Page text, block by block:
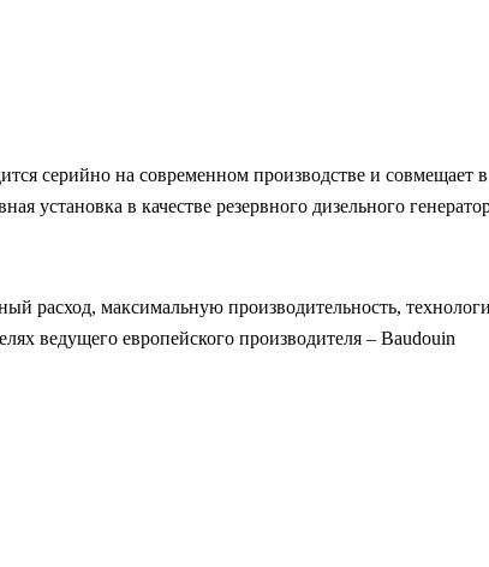
серийно на современном производстве и совмещает
установка в качестве резервного дизельного
расход, максимальную производительность,
ведущего европейского производителя – Baudouin